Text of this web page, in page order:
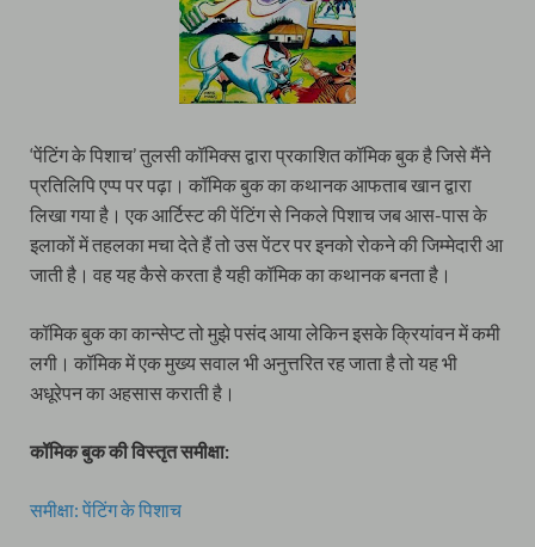
‘पेंटिंग के पिशाच’ तुलसी कॉमिक्स द्वारा प्रकाशित कॉमिक बुक है जिसे मैंने
प्रतिलिपि एप्प पर पढ़ा। कॉमिक बुक का कथानक आफताब खान द्वारा
लिखा गया है। एक आर्टिस्ट की पेंटिंग से निकले पिशाच जब आस-पास के
इलाकों में तहलका मचा देते हैं तो उस पेंटर पर इनको रोकने की जिम्मेदारी आ
जाती है। वह यह कैसे करता है यही कॉमिक का कथानक बनता है।
कॉमिक बुक का कान्सेप्ट तो मुझे पसंद आया लेकिन इसके क्रियांवन में कमी
लगी। कॉमिक में एक मुख्य सवाल भी अनुत्तरित रह जाता है तो यह भी
अधूरेपन का अहसास कराती है।
कॉमिक बुक की विस्तृत समीक्षा:
समीक्षा: पेंटिंग के पिशाच